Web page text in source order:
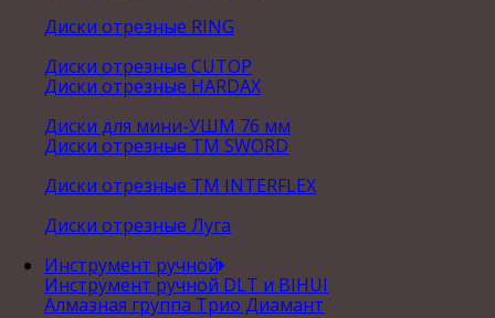
Диски отрезные RING
Диски отрезные CUTOP
Диски отрезные HARDAX
Диски для мини-УШМ 76 мм
Диски отрезные ТМ SWORD
Диски отрезные ТМ INTERFLEX
Диски отрезные Луга
Инструмент ручной
Инструмент ручной DLT и BIHUI
Алмазная группа Трио Диамант